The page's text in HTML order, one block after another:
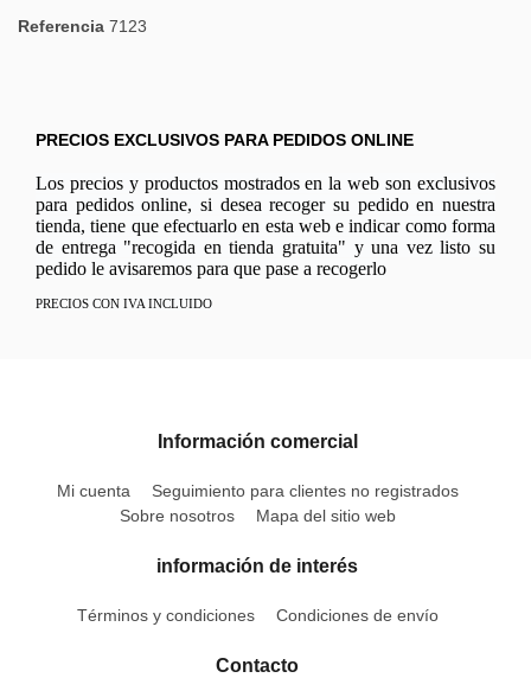
Referencia 7123
PRECIOS EXCLUSIVOS PARA PEDIDOS ONLINE
Los precios y productos mostrados en la web son exclusivos
para pedidos online, si desea recoger su pedido en nuestra
tienda, tiene que efectuarlo en esta web e indicar como forma
de entrega "recogida en tienda gratuita" y una vez listo su
pedido le avisaremos para que pase a recogerlo
PRECIOS CON IVA INCLUIDO
Información comercial
Mi cuenta
Seguimiento para clientes no registrados
Sobre nosotros
Mapa del sitio web
información de interés
Términos y condiciones Condiciones de envío
Contacto